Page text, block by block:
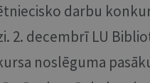
darbu
2. decembrī LU
noslēguma